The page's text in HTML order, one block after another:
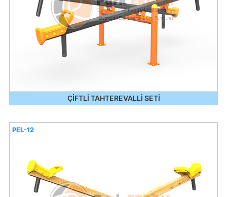
ÇİFTLİ TAHTEREVALLİ SETİ
PEL-12